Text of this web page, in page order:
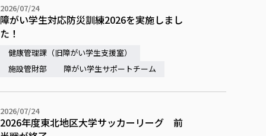
学びの特徴
ICT教育
初年次教育（リエゾンゼミⅠ）
実学臨床教育（総合福祉学部のみ履修可能）
教育実践活動（教育学科学生のみ受講可能）
禅のこころ
教員紹介・業績
学びのサポート
学びのサポート
学費（学部学科）
ニュース一覧
東北福祉大学機関リポジトリ
東北福祉大学オープンアクセス方針
社会貢献・地域連携活動報告書
伝承講座「311『伝える／備える』次世代塾」
JICA草の根技術協力事業
自治体・団体等との主な協定
研究所について
研究者のご紹介
学内ポータルシステム
Universal Passport
2026/07/24
障がい学生対応防災訓練2026を実施しまし
た！
健康管理課（旧障がい学生支援室）
施設管財部
障がい学生サポートチーム
2026/07/24
2026年度東北地区大学サッカーリーグ 前